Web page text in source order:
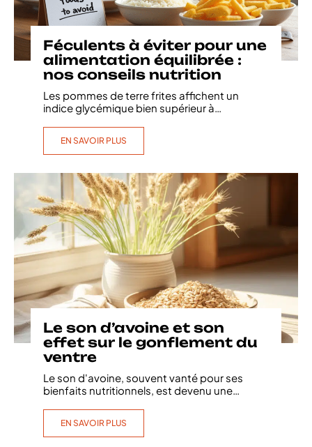
Féculents à éviter pour une
alimentation équilibrée :
nos conseils nutrition
Les pommes de terre frites affichent un
indice glycémique bien supérieur à
EN SAVOIR PLUS
Le son d’avoine et son
effet sur le gonflement du
ventre
Le son d'avoine, souvent vanté pour ses
bienfaits nutritionnels, est devenu une…
EN SAVOIR PLUS